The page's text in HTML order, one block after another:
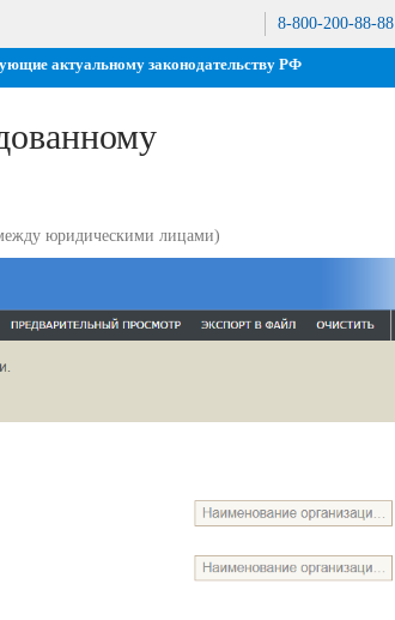
8-800-200-88-88
актуальному законодательству РФ
юридическими лицами)